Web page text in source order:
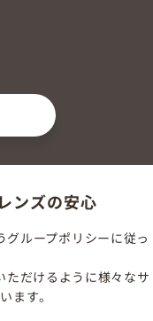
ンズの安心
ループポリシーに従っ
ただけるように様々なサ
ます。